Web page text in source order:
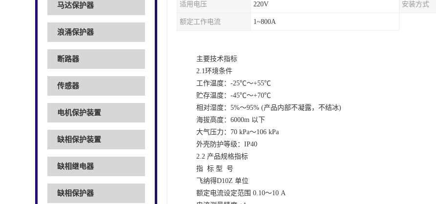
马达保护器
浪涌保护器
断路器
传感器
电机保护装置
缺相保护装置
缺相继电器
缺相保护器
适用电压 220V 安装方式
额定工作电流 1~800A
主要技术指标
2.1环境条件
工作温度： -25℃～+55℃
贮存温度： -45℃～+70℃
相对湿度： 5%～95% (产品内部不凝露，不结冰)
海拔高度： 6000m 以下
大气压力： 70 kPa～106 kPa
外壳防护等级： IP40
2.2 产品规格指标
指 标 型 号
飞纳得D10Z 单位
额定电流设定范围 0.10～10 A